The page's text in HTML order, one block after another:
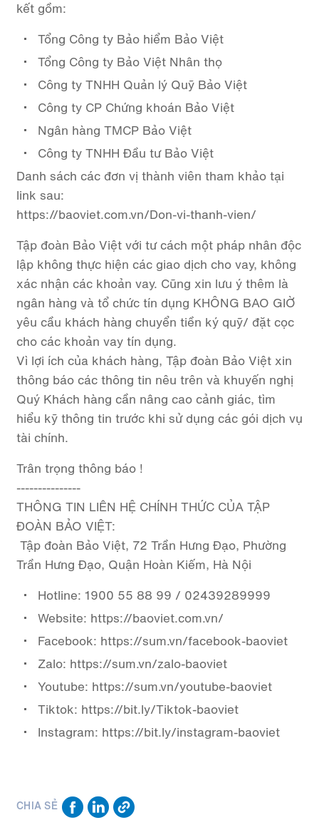
kết gồm:
Tổng Công ty Bảo hiểm Bảo Việt
Tổng Công ty Bảo Việt Nhân thọ
Công ty TNHH Quản lý Quỹ Bảo Việt
Công ty CP Chứng khoán Bảo Việt
Ngân hàng TMCP Bảo Việt
Công ty TNHH Đầu tư Bảo Việt
Danh sách các đơn vị thành viên tham khảo tại
link sau:
https://baoviet.com.vn/Don-vi-thanh-vien/
Tập đoàn Bảo Việt với tư cách một pháp nhân độc
lập không thực hiện các giao dịch cho vay, không
xác nhận các khoản vay. Cũng xin lưu ý thêm là
ngân hàng và tổ chức tín dụng KHÔNG BAO GIỜ
yêu cầu khách hàng chuyển tiền ký quỹ/ đặt cọc
cho các khoản vay tín dụng.
Vì lợi ích của khách hàng, Tập đoàn Bảo Việt xin
thông báo các thông tin nêu trên và khuyến nghị
Quý Khách hàng cần nâng cao cảnh giác, tìm
hiểu kỹ thông tin trước khi sử dụng các gói dịch vụ
tài chính.
Trân trọng thông báo !
---------------
THÔNG TIN LIÊN HỆ CHÍNH THỨC CỦA TẬP
ĐOÀN BẢO VIỆT:
Tập đoàn Bảo Việt, 72 Trần Hưng Đạo, Phường
Trần Hưng Đạo, Quận Hoàn Kiếm, Hà Nội
Hotline: 1900 55 88 99 / 02439289999
Website: https://baoviet.com.vn/
Facebook: https://sum.vn/facebook-baoviet
Zalo: https://sum.vn/zalo-baoviet
Youtube: https://sum.vn/youtube-baoviet
Tiktok: https://bit.ly/Tiktok-baoviet
Instagram: https://bit.ly/instagram-baoviet
CHIA SẺ